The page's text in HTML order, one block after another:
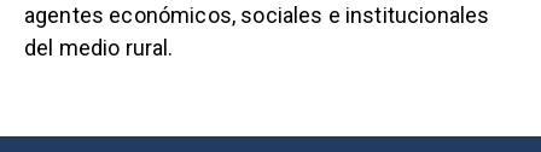
agentes económicos, sociales e institucionales
del medio rural.